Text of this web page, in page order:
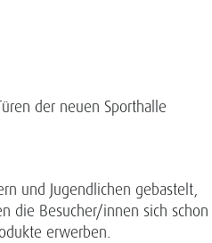
der neuen Sporthalle
und Jugendlichen gebastelt,
die Besucher/innen sich schon
erwerben.